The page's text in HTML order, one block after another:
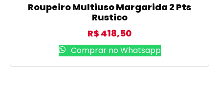
Roupeiro Multiuso Margarida 2 Pts
Rustico
R$ 418,50
Comprar no Whatsapp